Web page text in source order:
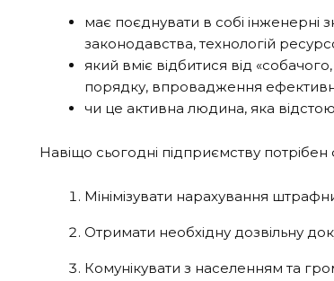
має поєднувати в собі інженерні
законодавства, технологій
який вміє відбитися від
порядку, впровадження
чи це активна людина, яка
Навіщо сьогодні підприємству потрібен
Мінімізувати нарахування
Отримати необхідну дозвільну
Комунікувати з населенням та